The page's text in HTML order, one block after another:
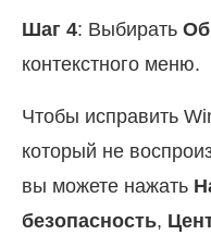
Шаг 4: Выбирать
контекстного меню.
Чтобы исправить
который не
вы можете нажать
безопасность,